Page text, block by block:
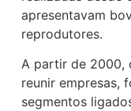
apresentavam
reprodutores.
A partir de 2000,
reunir empresas,
segmentos